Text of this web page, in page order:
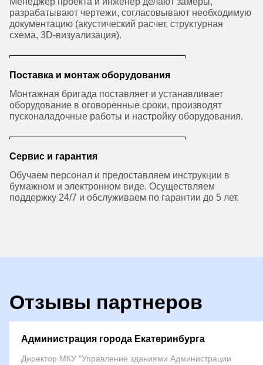
разрабатывают чертежи, согласовывают необходимую
документацию (акустический расчет, структурная
схема, 3D-визуализация).
Поставка и монтаж оборудования
Монтажная бригада поставляет и устанавливает
оборудование в оговоренные сроки, производят
пусконаладочные работы и настройку оборудования.
Сервис и гарантия
Обучаем персонал и предоставляем инструкции в
бумажном и электронном виде. Осуществляем
поддержку 24/7 и обслуживаем по гарантии до 5 лет.
Отзывы партнеров
Администрация города Екатеринбурга
Директор МКУ "Управление зданиями Администрации